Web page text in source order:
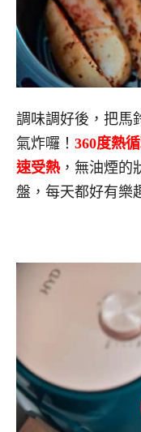
調味調好後，把馬
氣炸囉！ 360度熱
速受熱，無油煙的
盤，每天都好有樂